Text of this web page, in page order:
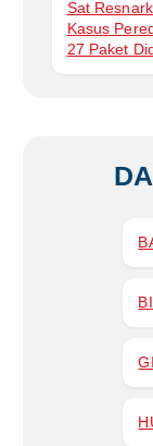
Sat
Kasus
27 Paket